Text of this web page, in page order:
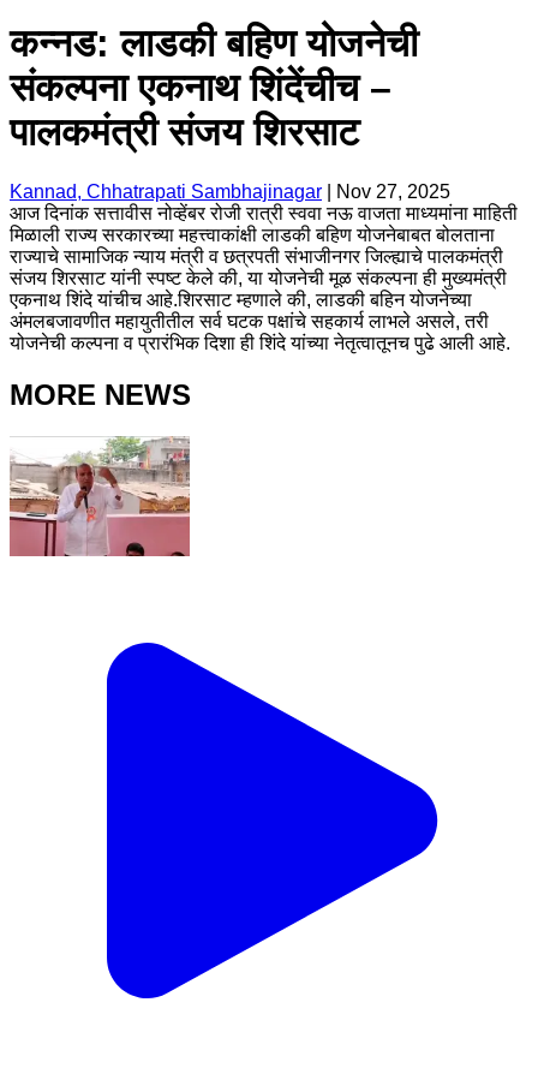
कन्नड: लाडकी बहिण योजनेची
संकल्पना एकनाथ शिंदेंचीच –
पालकमंत्री संजय शिरसाट
Kannad, Chhatrapati Sambhajinagar
Nov 27, 2025
आज दिनांक सत्तावीस नोव्हेंबर रोजी रात्री स्ववा नऊ वाजता माध्यमांना माहिती
मिळाली राज्य सरकारच्या महत्त्वाकांक्षी लाडकी बहिण योजनेबाबत बोलताना
राज्याचे सामाजिक न्याय मंत्री व छत्रपती संभाजीनगर जिल्ह्याचे पालकमंत्री
संजय शिरसाट यांनी स्पष्ट केले की, या योजनेची मूळ संकल्पना ही मुख्यमंत्री
एकनाथ शिंदे यांचीच आहे.शिरसाट म्हणाले की, लाडकी बहिन योजनेच्या
अंमलबजावणीत महायुतीतील सर्व घटक पक्षांचे सहकार्य लाभले असले, तरी
योजनेची कल्पना व प्रारंभिक दिशा ही शिंदे यांच्या नेतृत्वातूनच पुढे आली आहे.
MORE NEWS